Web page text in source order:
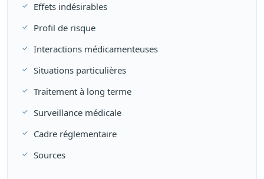
Effets indésirables
Profil de risque
Interactions médicamenteuses
Situations particulières
Traitement à long terme
Surveillance médicale
Cadre réglementaire
Sources